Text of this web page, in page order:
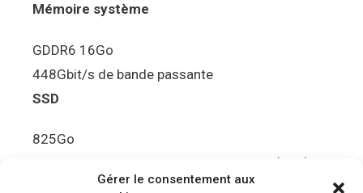
Gérer le consentement aux
Mémoire système
GDDR6 16Go
448Gbit/s de bande passante
SSD
825Go
5.5Gbit/s de bande passante en lecture (Brut)
Disque de jeu PS5